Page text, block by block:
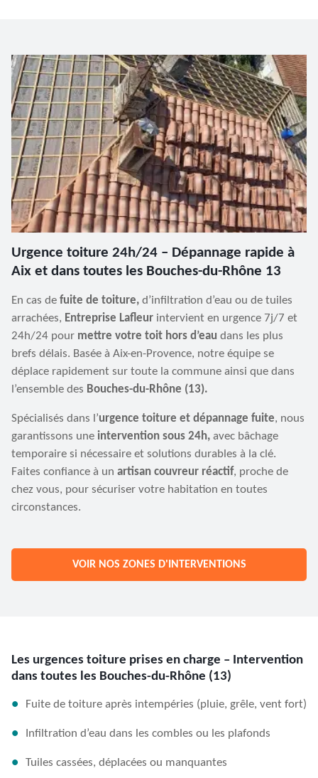
Urgence toiture 24h/24 – Dépannage rapide à
Aix et dans toutes les Bouches-du-Rhône 13
En cas de fuite de toiture, d’infiltration d’eau ou de tuiles
arrachées, Entreprise Lafleur intervient en urgence 7j/7 et
24h/24 pour mettre votre toit hors d’eau dans les plus
brefs délais. Basée à Aix-en-Provence, notre équipe se
déplace rapidement sur toute la commune ainsi que dans
l’ensemble des Bouches-du-Rhône (13).
Spécialisés dans l’urgence toiture et dépannage fuite, nous
garantissons une intervention sous 24h, avec bâchage
temporaire si nécessaire et solutions durables à la clé.
Faites confiance à un artisan couvreur réactif, proche de
chez vous, pour sécuriser votre habitation en toutes
circonstances.
VOIR NOS ZONES D'INTERVENTIONS
Les urgences toiture prises en charge – Intervention
dans toutes les Bouches-du-Rhône (13)
Fuite de toiture après intempéries (pluie, grêle, vent fort)
Infiltration d’eau dans les combles ou les plafonds
Tuiles cassées, déplacées ou manquantes